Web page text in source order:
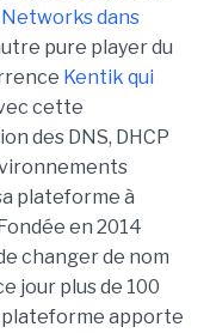
dans
pure player du
Kentik qui
cette
des DNS, DHCP
plateforme à
en 2014
changer de nom
jour plus de 100
plateforme apporte